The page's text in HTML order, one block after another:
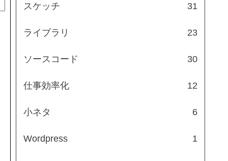
スケッチ 31
ライブラリ 23
ソースコード 30
仕事効率化 12
小ネタ 6
Wordpress 1